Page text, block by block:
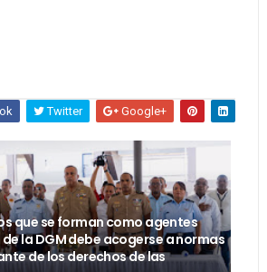
Twitter Google+
que se forman como agentes
la DGM debe acogerse a normas
de los derechos de las